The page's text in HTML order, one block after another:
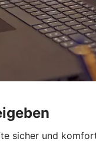
sicher und